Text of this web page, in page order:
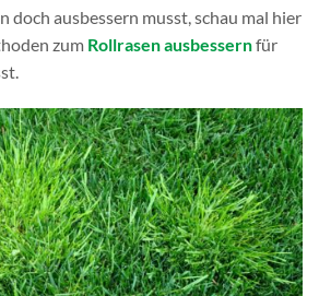
doch ausbessern musst, schau mal hier
zum Rollrasen ausbessernfür